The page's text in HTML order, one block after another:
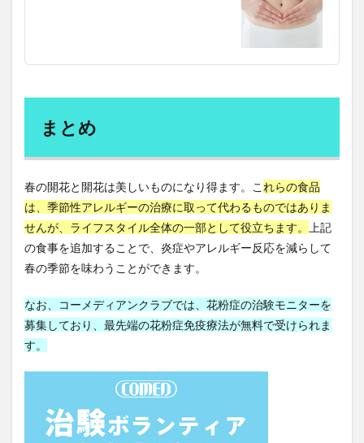
異常気象
疲れをためない生き方
疲労
疲労の原因
病気にならない生き方
病気の7段階
痙攣性便秘 痛風
痩せたい
癌
癌の予防 癒し
癒しの音楽
発ガン物質
発想力 発毛
発毛剤
発毛実感
発熱
発表ジャーナリズム
発見学習法
発達段階論
白川敬裕
白湯 白湯の作り方
白湯の効果
白澤卓二
白炭塾 白砂糖 白髪
白髪予防
皮膚疾患
盛大な人生
目の下のたるみ取り
目もとのシワ
まとめ
春の開花と開花は美しいものになり得ます。こ れらの食品
は、季節性アレルギーの治療に取って代わるものではありま
せんが、ライフスタイル全体の一部として役立ちます。
上記
の食事を追加することで、炎症やアレルギー反応を減らして
春の季節を味わうことができます。
なお、コーメディアンクラブでは、花粉症の治験モニターを
募集しており、最先端の花粉症免疫療法が無料で受けられま
す。